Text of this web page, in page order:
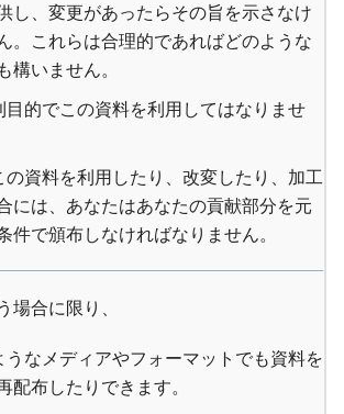
し、変更があったらその旨を示さなけ
。これらは合理的であればどのような
構いません。
的でこの資料を利用してはなりませ
資料を利用したり、改変したり、加工
には、あなたはあなたの貢献部分を元
件で頒布しなければなりません。
場合に限り、
なメディアやフォーマットでも資料を
配布したりできます。